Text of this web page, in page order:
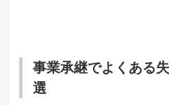
事業承継でよくある
選